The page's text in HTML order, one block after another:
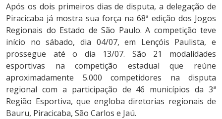
Após os dois primeiros dias de disputa, a delegação de
Piracicaba já mostra sua força na 68ª edição dos Jogos
Regionais do Estado de São Paulo. A competição teve
início no sábado, dia 04/07, em Lençóis Paulista, e
prossegue até o dia 13/07. São 21 modalidades
esportivas na competição estadual que reúne
aproximadamente 5.000 competidores na disputa
regional com a participação de 46 municípios da 3ª
Região Esportiva, que engloba diretorias regionais de
Bauru, Piracicaba, São Carlos e Jaú.